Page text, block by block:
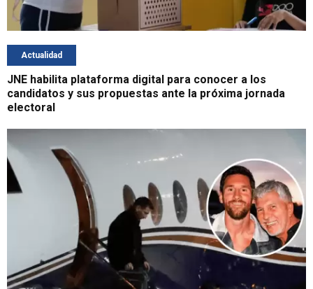
Actualidad
JNE habilita plataforma digital para conocer a los
candidatos y sus propuestas ante la próxima jornada
electoral